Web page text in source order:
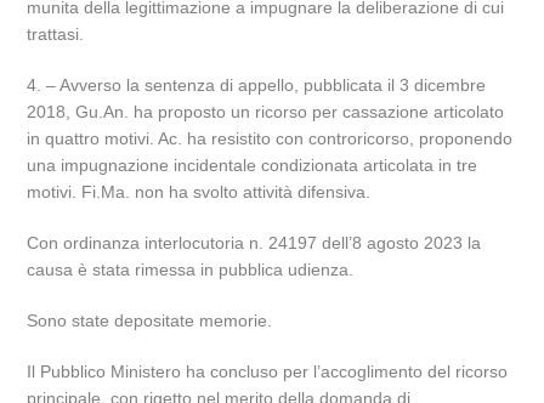
munita della legittimazione a impugnare la deliberazione di cui
trattasi.
4. – Avverso la sentenza di appello, pubblicata il 3 dicembre
2018, Gu.An. ha proposto un ricorso per cassazione articolato
in quattro motivi. Ac. ha resistito con controricorso, proponendo
una impugnazione incidentale condizionata articolata in tre
motivi. Fi.Ma. non ha svolto attività difensiva.
Con ordinanza interlocutoria n. 24197 dell’8 agosto 2023 la
causa è stata rimessa in pubblica udienza.
Sono state depositate memorie.
Il Pubblico Ministero ha concluso per l’accoglimento del ricorso
principale, con rigetto nel merito della domanda di